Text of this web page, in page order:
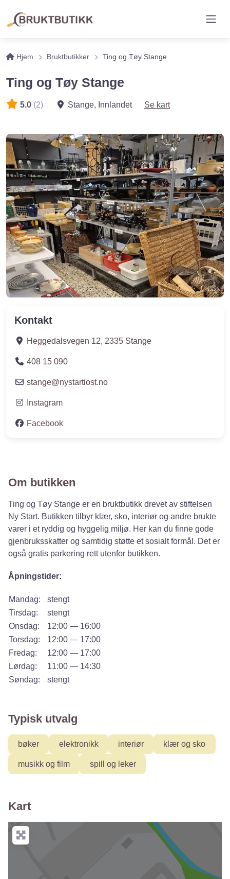
Hjem Bruktbutikker Ting og Tøy Stange
Ting og Tøy Stange
5.0 (2) Stange, Innlandet Se kart
Kontakt
Heggedalsvegen 12, 2335 Stange
408 15 090
stange@nystartiost.no
Instagram
Facebook
Om butikken
Ting og Tøy Stange er en bruktbutikk drevet av stiftelsen
Ny Start. Butikken tilbyr klær, sko, interiør og andre brukte
varer i et ryddig og hyggelig miljø. Her kan du finne gode
gjenbruksskatter og samtidig støtte et sosialt formål. Det er
også gratis parkering rett utenfor butikken.
Åpningstider:
Mandag:
stengt
Tirsdag:
stengt
Onsdag:
12:00 — 16:00
Torsdag:
12:00 — 17:00
Fredag:
12:00 — 17:00
Lørdag:
11:00 — 14:30
Søndag:
stengt
Typisk utvalg
bøker elektronikk interiør klær og sko
musikk og film spill og leker
Kart